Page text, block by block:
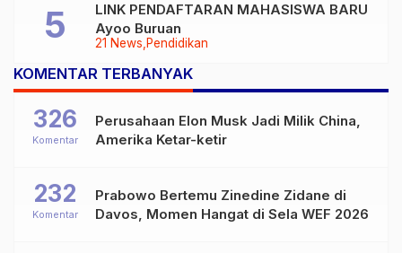
21 News Pendidikan
LINK PENDAFTARAN MAHASISWA BARU
Ayoo Buruan
KOMENTAR TERBANYAK
Perusahaan Elon Musk Jadi Milik China,
Amerika Ketar-ketir
326
Komentar
Prabowo Bertemu Zinedine Zidane di
Davos, Momen Hangat di Sela WEF 2026
232
Komentar